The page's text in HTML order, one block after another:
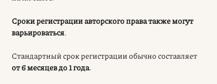
Сроки регистрации авторского права также могут
варьироваться.
Стандартный срок регистрации обычно составляет
от 6 месяцев до 1 года.